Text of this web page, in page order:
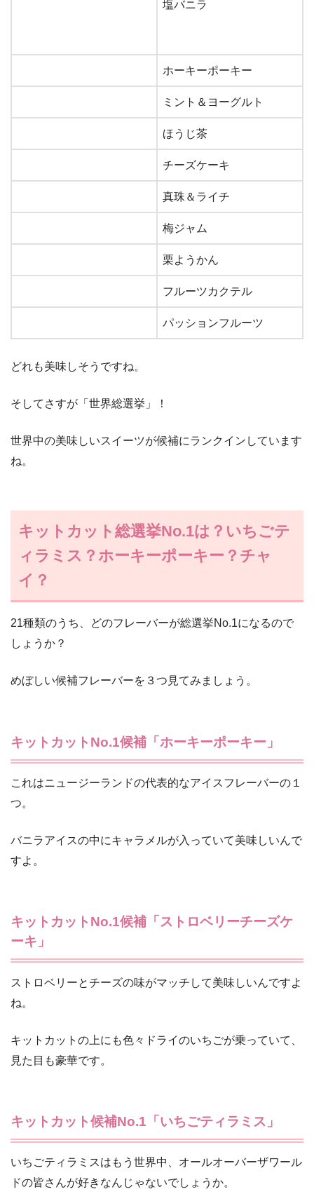
塩バニラ
ホーキーポーキー
ミント＆ヨーグルト
ほうじ茶
チーズケーキ
真珠＆ライチ
梅ジャム
栗ようかん
フルーツカクテル
パッションフルーツ
どれも美味しそうですね。
そしてさすが「世界総選挙」！
世界中の美味しいスイーツが候補にランクインしています
ね。
キットカット総選挙No.1は？いちごテ
ィラミス？ホーキーポーキー？チャ
イ？
21種類のうち、どのフレーバーが総選挙No.1になるので
しょうか？
めぼしい候補フレーバーを３つ見てみましょう。
キットカットNo.1候補「ホーキーポーキー」
これはニュージーランドの代表的なアイスフレーバーの１
つ。
バニラアイスの中にキャラメルが入っていて美味しいんで
すよ。
キットカットNo.1候補「ストロベリーチーズケ
ーキ」
ストロベリーとチーズの味がマッチして美味しいんですよ
ね。
キットカットの上にも色々ドライのいちごが乗っていて、
見た目も豪華です。
キットカット候補No.1「いちごティラミス」
いちごティラミスはもう世界中、オールオーバーザワール
ドの皆さんが好きなんじゃないでしょうか。